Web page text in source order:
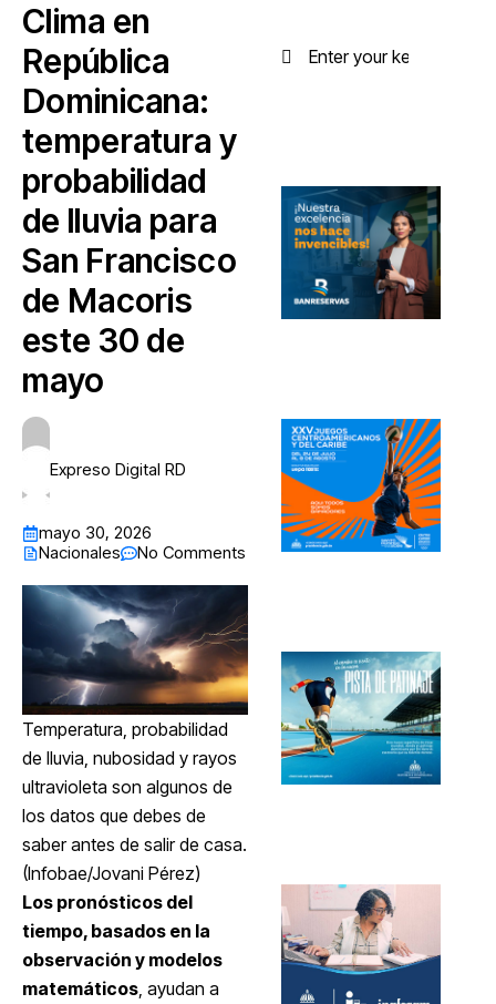
Clima en
República
Dominicana:
temperatura y
probabilidad
de lluvia para
San Francisco
de Macoris
este 30 de
mayo
Expreso Digital RD
mayo 30, 2026
Nacionales
No Comments
Temperatura, probabilidad
de lluvia, nubosidad y rayos
ultravioleta son algunos de
los datos que debes de
saber antes de salir de casa.
(Infobae/Jovani Pérez)
Los pronósticos del
tiempo, basados en la
observación y modelos
matemáticos , ayudan a